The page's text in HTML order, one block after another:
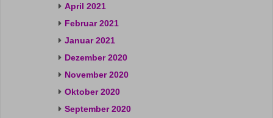
April 2021
Februar 2021
Januar 2021
Dezember 2020
November 2020
Oktober 2020
September 2020